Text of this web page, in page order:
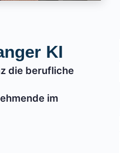
KI
die berufliche
im